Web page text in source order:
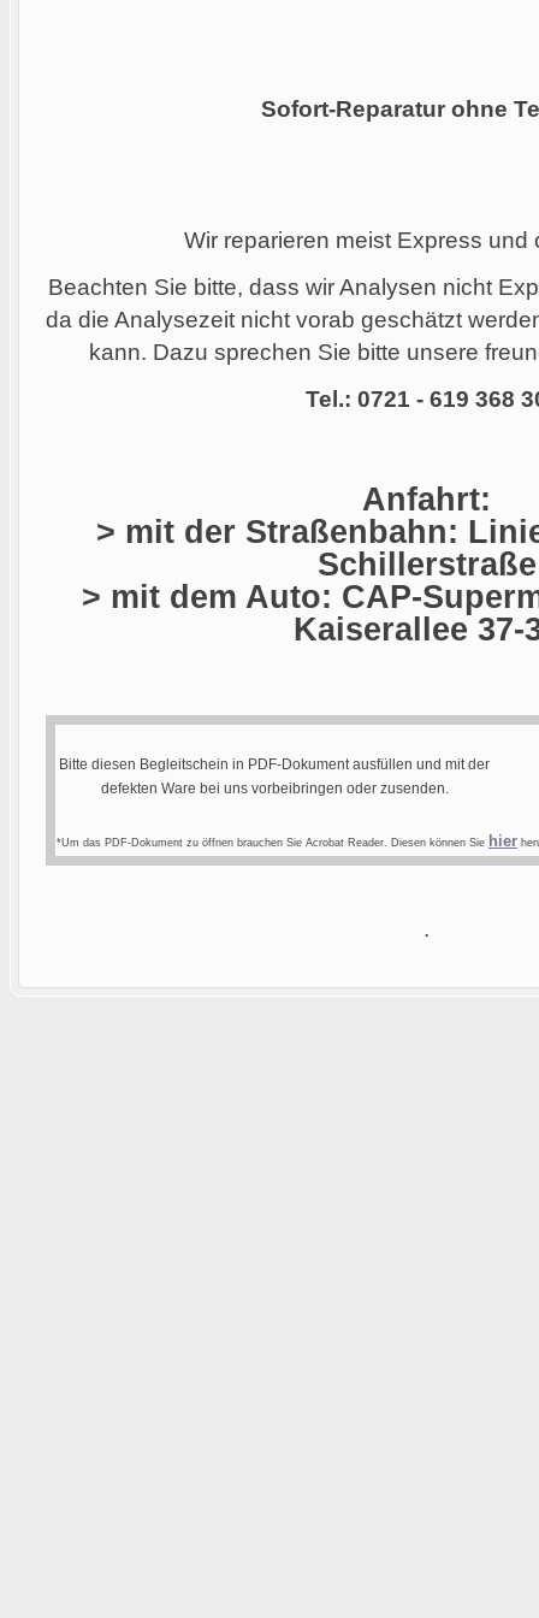
Sofort-Reparatur ohne
Wir reparieren meist Express und
Beachten Sie bitte, dass wir Analysen nicht
da die Analysezeit nicht vorab geschätzt
kann. Dazu sprechen Sie bitte unsere
Tel.: 0721 - 619 368
Anfahrt:
> mit der Straßenbahn:
Schillerstraße
> mit dem Auto: CAP-
Kaiserallee 37-
Bitte diesen Begleitschein in PDF-Dokument ausfüllen und mit der
defekten Ware bei uns vorbeibringen oder zusenden.
*Um das PDF-Dokument zu öffnen brauchen Sie Acrobat Reader. Diesen können Sie hier
.